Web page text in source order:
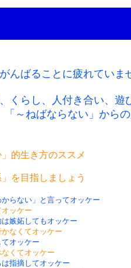
がんばることに疲れていま
、くらし、人付き合い、
「～ねばならない」から
」的生き方のススメ
」を目指しましょう
らない」と言ってオッケー
ッケー
嫉妬してもオッケー
なくてオッケー
オッケー
くてオッケー
指摘してオッケー